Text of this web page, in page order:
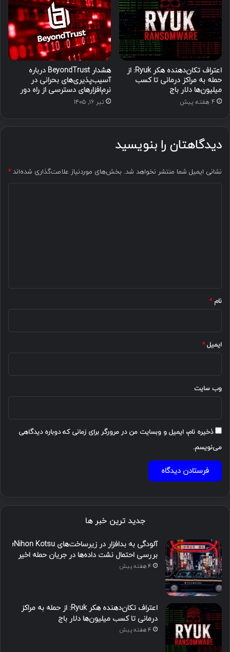
اعتراف تکان‌دهنده هکر Ryuk: از
حمله به مراکز درمانی تا کسب
میلیون‌ها دلار باج
4 هفته پیش
هشدار BeyondTrust درباره
آسیب‌پذیری‌های بحرانی در
نرم‌افزارهای دسترسی از راه دور
تیر ۱۶, ۱۴۰۵
دیدگاهتان را بنویسید
نشانی ایمیل شما منتشر نخواهد شد. بخش‌های موردنیاز علامت‌گذاری شده‌اند*
نام*
ایمیل*
وب‌ سایت
ذخیره نام، ایمیل و وبسایت من در مرورگر برای زمانی که دوباره دیدگاهی
می‌نویسم.
جدید ترین خبر ها
آلودگی به بدافزار در زیرساخت‌های Nihon Kotsu؛
بررسی احتمال نشت داده‌ها در جریان حمله اخیر
4 هفته پیش
اعتراف تکان‌دهنده هکر Ryuk: از حمله به مراکز
درمانی تا کسب میلیون‌ها دلار باج
4 هفته پیش